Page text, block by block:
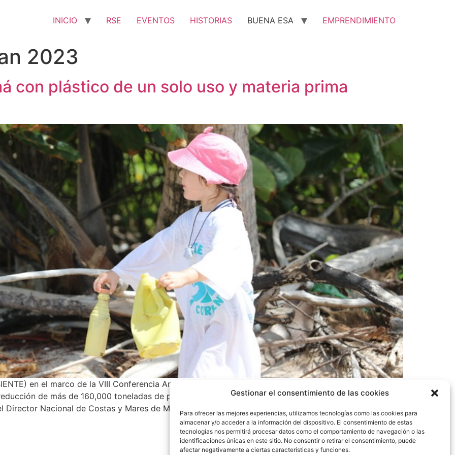
Gestionar el consentimiento de las cookies
Para ofrecer las mejores experiencias, utilizamos tecnologías como las cookies para
almacenar y/o acceder a la información del dispositivo. El consentimiento de estas
tecnologías nos permitirá procesar datos como el comportamiento de navegación o las
identificaciones únicas en este sitio. No consentir o retirar el consentimiento, puede
afectar negativamente a ciertas características y funciones.
INICIO RSE EVENTOS HISTORIAS BUENA ESA EMPRENDIMIENTO
2023
con plástico de un solo uso y materia prima
en el marco de la VIII Conferencia Anual Our Ocean 2023, hizo el anuncio de compromiso para
de más de 160,000 toneladas de plástico que se importa y consume en el país cada año. Este
Nacional de Costas y Mares de MiAMBIENTE de Panamá, José Julio Casas.